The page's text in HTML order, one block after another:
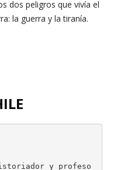
dos peligros que vivía el
la guerra y la tiranía.
y profeso